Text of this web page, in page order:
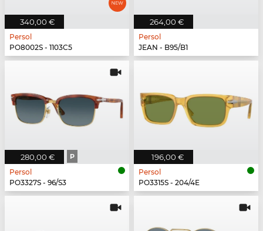
340,00 €
Persol
PO8002S - 1103C5
264,00 €
Persol
JEAN - B95/B1
280,00 € P
Persol
PO3327S - 96/S3
196,00 €
Persol
PO3315S - 204/4E